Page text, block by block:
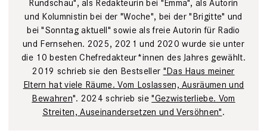
Rundschau", als Redakteurin bei "Emma", als Autorin
und Kolumnistin bei der "Woche", bei der "Brigitte" und
bei "Sonntag aktuell" sowie als freie Autorin für Radio
und Fernsehen. 2025, 2021 und 2020 wurde sie unter
die 10 besten Chefredakteur*innen des Jahres gewählt.
2019 schrieb sie den Bestseller "Das Haus meiner
Eltern hat viele Räume. Vom Loslassen, Ausräumen und
Bewahren". 2024 schrieb sie"Gezwisterliebe. Vom
Streiten, Auseinandersetzen und Versöhnen".